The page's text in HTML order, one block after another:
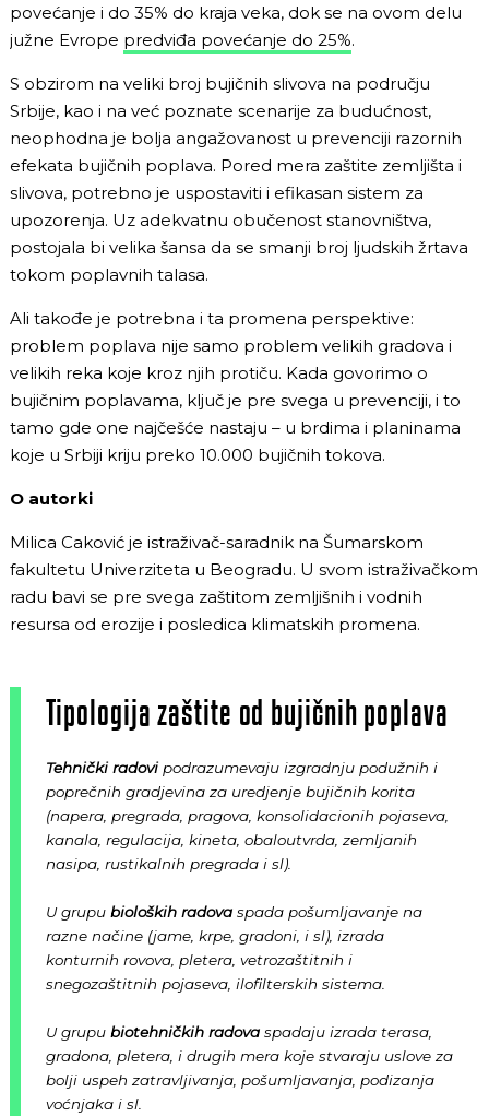
povećanje i do 35% do kraja veka, dok se na ovom delu
južne Evrope predviđa povećanje do 25%.
S obzirom na veliki broj bujičnih slivova na području
Srbije, kao i na već poznate scenarije za budućnost,
neophodna je bolja angažovanost u prevenciji razornih
efekata bujičnih poplava. Pored mera zaštite zemljišta i
slivova, potrebno je uspostaviti i efikasan sistem za
upozorenja. Uz adekvatnu obučenost stanovništva,
postojala bi velika šansa da se smanji broj ljudskih žrtava
tokom poplavnih talasa.
Ali takođe je potrebna i ta promena perspektive:
problem poplava nije samo problem velikih gradova i
velikih reka koje kroz njih protiču. Kada govorimo o
bujičnim poplavama, ključ je pre svega u prevenciji, i to
tamo gde one najčešće nastaju – u brdima i planinama
koje u Srbiji kriju preko 10.000 bujičnih tokova.
O autorki
Milica Caković je istraživač-saradnik na Šumarskom
fakultetu Univerziteta u Beogradu. U svom istraživačkom
radu bavi se pre svega zaštitom zemljišnih i vodnih
resursa od erozije i posledica klimatskih promena.
Tipologija zaštite od bujičnih poplava
Tehnički radovipodrazumevaju izgradnju podužnih i
poprečnih gradjevina za uredjenje bujičnih korita
(napera, pregrada, pragova, konsolidacionih pojaseva,
kanala, regulacija, kineta, obaloutvrda, zemljanih
nasipa, rustikalnih pregrada i sl).
U grupu bioloških radovaspada pošumljavanje na
razne načine (jame, krpe, gradoni, i sl), izrada
konturnih rovova, pletera, vetrozaštitnih i
snegozaštitnih pojaseva, ilofilterskih sistema.
U grupu biotehničkih radovaspadaju izrada terasa,
gradona, pletera, i drugih mera koje stvaraju uslove za
bolji uspeh zatravljivanja, pošumljavanja, podizanja
voćnjaka i sl.